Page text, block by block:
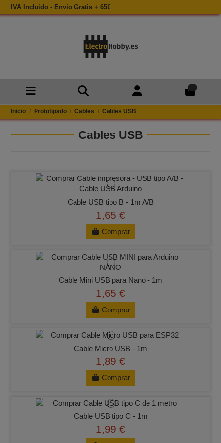
IVA Incluido - Envío Gratis + 65€
Inicio Prototipado Cables Cables USB
Cables USB
Cable USB tipo B - 1m A/B
1,65 €
Comprar
Cable Mini USB para Nano - 1m
1,65 €
Comprar
Cable Micro USB - 1m
1,89 €
Comprar
Cable USB tipo C - 1m
1,99 €